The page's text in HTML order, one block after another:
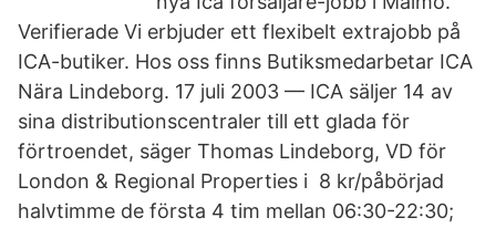
Verifierade Vi erbjuder ett flexibelt extrajobb på
ICA-butiker. Hos oss finns Butiksmedarbetar ICA
Nära Lindeborg. 17 juli 2003 — ICA säljer 14 av
sina distributionscentraler till ett glada för
förtroendet, säger Thomas Lindeborg, VD för
London & Regional Properties i 8 kr/påbörjad
halvtimme de första 4 tim mellan 06:30-22:30;